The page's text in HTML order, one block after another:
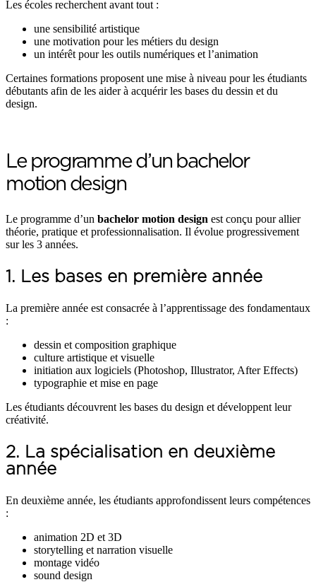
Les écoles recherchent avant tout :
une sensibilité artistique
une motivation pour les métiers du design
un intérêt pour les outils numériques et l’animation
Certaines formations proposent une mise à niveau pour les étudiants
débutants afin de les aider à acquérir les bases du dessin et du
design.
Le programme d’un bachelor
motion design
Le programme d’un bachelor motion design est conçu pour allier
théorie, pratique et professionnalisation. Il évolue progressivement
sur les 3 années.
1. Les bases en première année
La première année est consacrée à l’apprentissage des fondamentaux
:
dessin et composition graphique
culture artistique et visuelle
initiation aux logiciels (Photoshop, Illustrator, After Effects)
typographie et mise en page
Les étudiants découvrent les bases du design et développent leur
créativité.
2. La spécialisation en deuxième
année
En deuxième année, les étudiants approfondissent leurs compétences
:
animation 2D et 3D
storytelling et narration visuelle
montage vidéo
sound design